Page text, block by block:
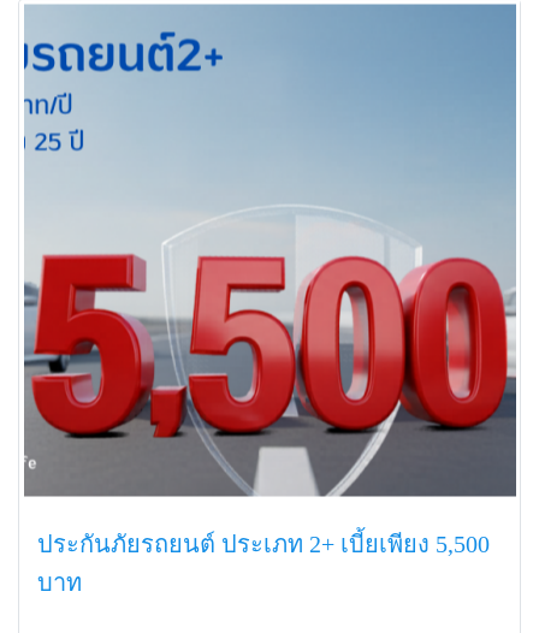
ประกันภัยรถยนต์ ประเภท 2+ เบี้ยเพียง 5,500
บาท